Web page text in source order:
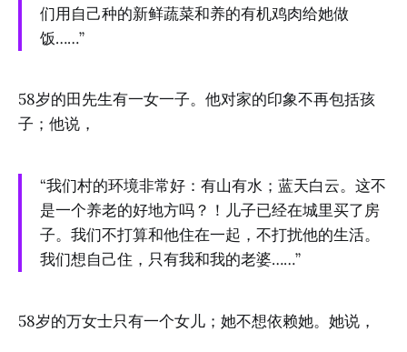
们用自己种的新鲜蔬菜和养的有机鸡肉给她做
饭……”
58岁的田先生有一女一子。他对家的印象不再包括孩
子；他说，
“我们村的环境非常好：有山有水；蓝天白云。这不
是一个养老的好地方吗？！儿子已经在城里买了房
子。我们不打算和他住在一起，不打扰他的生活。
我们想自己住，只有我和我的老婆……”
58岁的万女士只有一个女儿；她不想依赖她。她说，